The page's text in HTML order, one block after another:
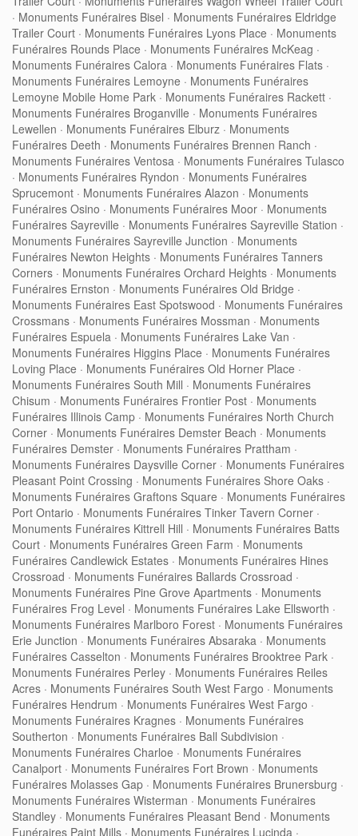
· Monuments Funéraires Bisel · Monuments Funéraires Eldridge
Trailer Court · Monuments Funéraires Lyons Place · Monuments
Funéraires Rounds Place · Monuments Funéraires McKeag ·
Monuments Funéraires Calora · Monuments Funéraires Flats ·
Monuments Funéraires Lemoyne · Monuments Funéraires
Lemoyne Mobile Home Park · Monuments Funéraires Rackett ·
Monuments Funéraires Broganville · Monuments Funéraires
Lewellen · Monuments Funéraires Elburz · Monuments
Funéraires Deeth · Monuments Funéraires Brennen Ranch ·
Monuments Funéraires Ventosa · Monuments Funéraires Tulasco
· Monuments Funéraires Ryndon · Monuments Funéraires
Sprucemont · Monuments Funéraires Alazon · Monuments
Funéraires Osino · Monuments Funéraires Moor · Monuments
Funéraires Sayreville · Monuments Funéraires Sayreville Station ·
Monuments Funéraires Sayreville Junction · Monuments
Funéraires Newton Heights · Monuments Funéraires Tanners
Corners · Monuments Funéraires Orchard Heights · Monuments
Funéraires Ernston · Monuments Funéraires Old Bridge ·
Monuments Funéraires East Spotswood · Monuments Funéraires
Crossmans · Monuments Funéraires Mossman · Monuments
Funéraires Espuela · Monuments Funéraires Lake Van ·
Monuments Funéraires Higgins Place · Monuments Funéraires
Loving Place · Monuments Funéraires Old Horner Place ·
Monuments Funéraires South Mill · Monuments Funéraires
Chisum · Monuments Funéraires Frontier Post · Monuments
Funéraires Illinois Camp · Monuments Funéraires North Church
Corner · Monuments Funéraires Demster Beach · Monuments
Funéraires Demster · Monuments Funéraires Prattham ·
Monuments Funéraires Daysville Corner · Monuments Funéraires
Pleasant Point Crossing · Monuments Funéraires Shore Oaks ·
Monuments Funéraires Graftons Square · Monuments Funéraires
Port Ontario · Monuments Funéraires Tinker Tavern Corner ·
Monuments Funéraires Kittrell Hill · Monuments Funéraires Batts
Court · Monuments Funéraires Green Farm · Monuments
Funéraires Candlewick Estates · Monuments Funéraires Hines
Crossroad · Monuments Funéraires Ballards Crossroad ·
Monuments Funéraires Pine Grove Apartments · Monuments
Funéraires Frog Level · Monuments Funéraires Lake Ellsworth ·
Monuments Funéraires Marlboro Forest · Monuments Funéraires
Erie Junction · Monuments Funéraires Absaraka · Monuments
Funéraires Casselton · Monuments Funéraires Brooktree Park ·
Monuments Funéraires Perley · Monuments Funéraires Reiles
Acres · Monuments Funéraires South West Fargo · Monuments
Funéraires Hendrum · Monuments Funéraires West Fargo ·
Monuments Funéraires Kragnes · Monuments Funéraires
Southerton · Monuments Funéraires Ball Subdivision ·
Monuments Funéraires Charloe · Monuments Funéraires
Canalport · Monuments Funéraires Fort Brown · Monuments
Funéraires Molasses Gap · Monuments Funéraires Brunersburg ·
Monuments Funéraires Wisterman · Monuments Funéraires
Standley · Monuments Funéraires Pleasant Bend · Monuments
Funéraires Paint Mills · Monuments Funéraires Lucinda ·